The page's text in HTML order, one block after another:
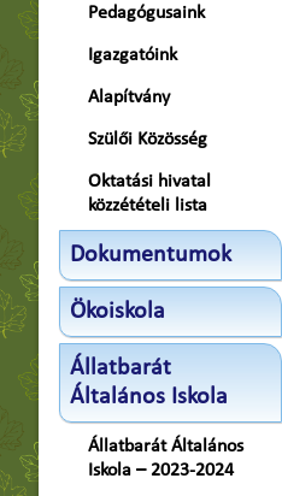
Pedagógusaink
Igazgatóink
Alapítvány
Szülői Közösség
Oktatási hivatal
közzétételi lista
Dokumentumok
Ökoiskola
Állatbarát
Általános Iskola
Állatbarát Általános
Iskola – 2023-2024